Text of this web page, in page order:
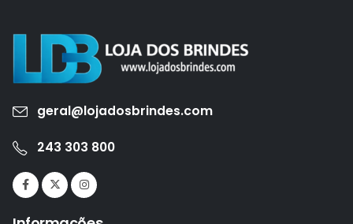
geral@lojadosbrindes.com
243 303 800